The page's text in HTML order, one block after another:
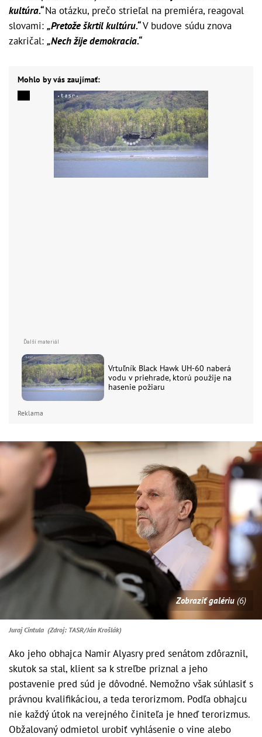
kultúra.“Na otázku, prečo strieľal na premiéra, reagoval
slovami: „Pretože škrtil kultúru.“V budove súdu znova
zakričal: „Nech žije demokracia.“
Mohlo by vás zaujímať:
Vrtuľník Black Hawk UH-60 naberá
vodu v priehrade, ktorú použije na
hasenie požiaru
Reklama
Zobraziť galériu (6)
Juraj Cintula (Zdroj: TASR/Ján Krošlák)
Ako jeho obhajca Namir Alyasry pred senátom zdôraznil,
skutok sa stal, klient sa k streľbe priznal a jeho
postavenie pred súd je dôvodné. Nemožno však súhlasiť s
právnou kvalifikáciou, a teda terorizmom. Podľa obhajcu
nie každý útok na verejného činiteľa je hneď terorizmus.
Obžalovaný odmietol urobiť vyhlásenie o vine alebo